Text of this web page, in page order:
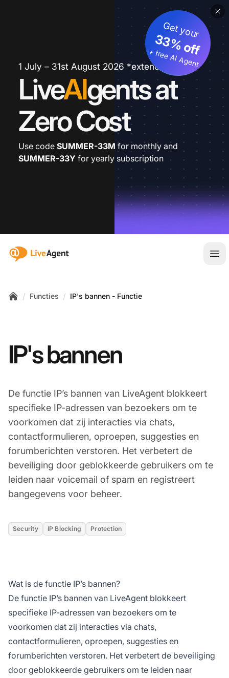
1 July – 31st August 2026 *extended
LiveAIgents at
Zero Cost
Get your
33% off
+ free AI Agent
Use code SUMMER-33M for monthly and
SUMMER-33Y for yearly subscription
:site.title
/ Functies / IP's bannen - Functie
IP's bannen
De functie IP’s bannen van LiveAgent blokkeert
specifieke IP-adressen van bezoekers om te
voorkomen dat zij interacties via chats,
contactformulieren, oproepen, suggesties en
forumberichten verstoren. Het verbetert de
beveiliging door geblokkeerde gebruikers om te
leiden naar voicemail of spam en registreert
bangegevens voor beheer.
Security IP Blocking Protection
Wat is de functie IP’s bannen?
De functie IP’s bannen van LiveAgent blokkeert
specifieke IP-adressen van bezoekers om te
voorkomen dat zij interacties via chats,
contactformulieren, oproepen, suggesties en
forumberichten verstoren. Het verbetert de beveiliging
door geblokkeerde gebruikers om te leiden naar